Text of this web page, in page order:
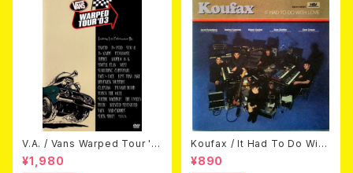
V.A. / Vans Warped Tour '0
3 (DVD)
¥1,980
Koufax / It Had To Do With
Love (CD)
¥890